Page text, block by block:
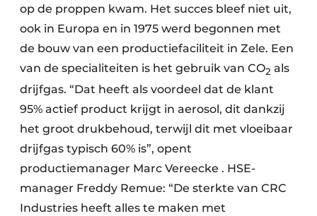
op de proppen kwam. Het succes bleef niet uit,
ook in Europa en in 1975 werd begonnen met
de bouw van een productiefaciliteit in Zele. Een
van de specialiteiten is het gebruik van CO2 als
drijfgas. “Dat heeft als voordeel dat de klant
95% actief product krijgt in aerosol, dit dankzij
het groot drukbehoud, terwijl dit met vloeibaar
drijfgas typisch 60% is”, opent
productiemanager Marc Vereecke . HSE-
manager Freddy Remue: “De sterkte van CRC
Industries heeft alles te maken met